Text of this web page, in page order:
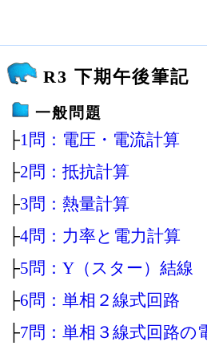
R3 下期午後筆記
一般問題
├1問：電圧・電流計算
├2問：抵抗計算
├3問：熱量計算
├4問：力率と電力計算
├5問：Y（スター）結線
├6問：単相２線式回路
├7問：単相３線式回路の